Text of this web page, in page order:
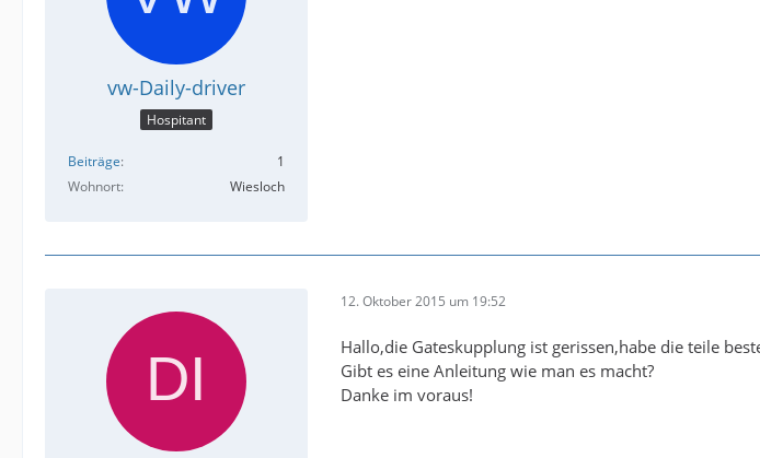
vw-Daily-driver
Hospitant
Beiträge
1
Wohnort
Wiesloch
12. Oktober 2015 um 19:52
Hallo,die Gateskupplung ist gerissen,habe die teile
Gibt es eine Anleitung wie man es macht?
Danke im voraus!